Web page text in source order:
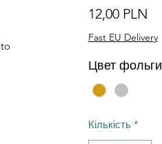
12,00 PLN
Fast EU Delivery
Цвет фольги
Кількість *